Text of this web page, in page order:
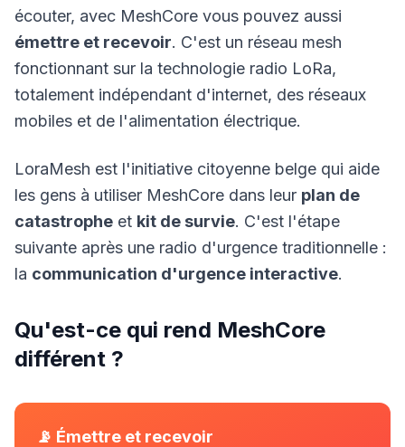
écouter, avec MeshCore vous pouvez aussi
émettre et recevoir. C'est un réseau mesh
fonctionnant sur la technologie radio LoRa,
totalement indépendant d'internet, des réseaux
mobiles et de l'alimentation électrique.
LoraMesh est l'initiative citoyenne belge qui aide
les gens à utiliser MeshCore dans leur plan de
catastrophe et kit de survie. C'est l'étape
suivante après une radio d'urgence traditionnelle :
la communication d'urgence interactive.
Qu'est-ce qui rend MeshCore
différent ?
📡 Émettre et recevoir